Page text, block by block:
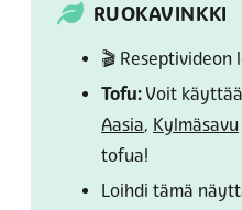
RUOKAVINKKI
🎬 Reseptivideon
Tofu: Voit
Aasia, Kylmäsavu
tofua!
Loihdi tämä